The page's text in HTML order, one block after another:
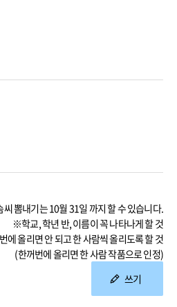
씨 뽐내기는 10월 31일 까지 할 수 있습니다.
※학교, 학년 반, 이름이 꼭 나타나게 할 것
에 올리면 안 되고 한 사람씩 올리도록 할 것
(한꺼번에 올리면 한 사람 작품으로 인정)
쓰기